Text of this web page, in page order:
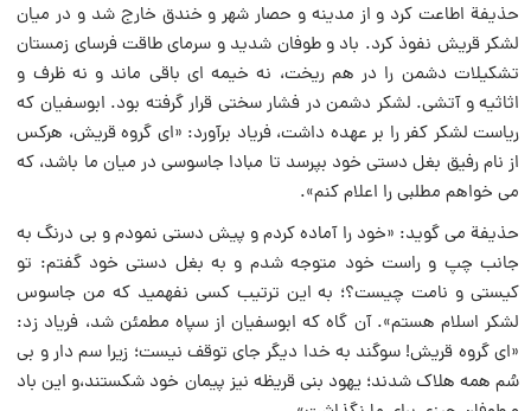
حذیفة اطاعت کرد و از مدینه و حصار شهر و خندق خارج شد و در میان
لشکر قریش نفوذ کرد. باد و طوفان شدید و سرمای طاقت فرسای زمستان
تشکیلات دشمن را در هم ریخت، نه خیمه ای باقی ماند و نه ظرف و
اثاثیه و آتشی. لشکر دشمن در فشار سختی قرار گرفته بود. ابوسفیان که
ریاست لشکر کفر را بر عهده داشت، فریاد برآورد: «ای گروه قریش، هرکس
از نام رفیق بغل دستی خود بپرسد تا مبادا جاسوسی در میان ما باشد، که
می خواهم مطلبی را اعلام کنم».
حذیفة می گوید: «خود را آماده کردم و پیش دستی نمودم و بی درنگ به
جانب چپ و راست خود متوجه شدم و به بغل دستی خود گفتم: تو
کیستی و نامت چیست؟؛ به این ترتیب کسی نفهمید که من جاسوس
لشکر اسلام هستم». آن گاه که ابوسفیان از سپاه مطمئن شد، فریاد زد:
«ای گروه قریش! سوگند به خدا دیگر جای توقف نیست؛ زیرا سم دار و بی
سُم همه هلاک شدند؛ یهود بنی قریظه نیز پیمان خود شکستند،و این باد